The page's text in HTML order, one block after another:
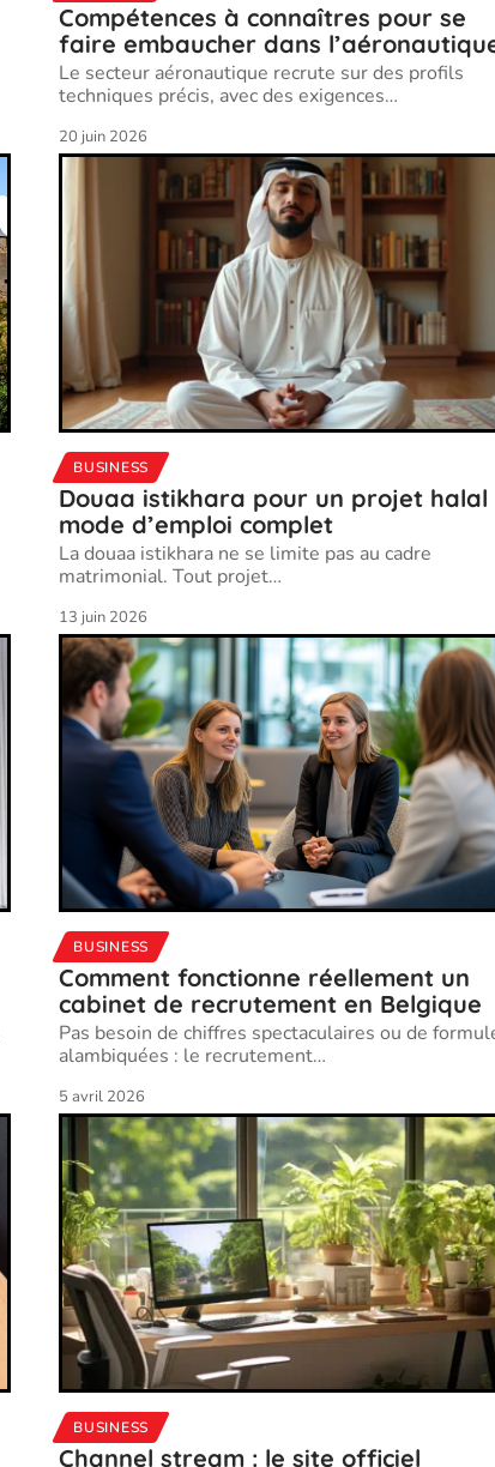
Compétences à connaîtres pour se
faire embaucher dans
Le secteur aéronautique recrute sur des profils
techniques précis, avec des exigences…
20 juin 2026
BUSINESS
Douaa istikhara pour un projet halal
mode d’emploi complet
La douaa istikhara ne se limite pas au cadre
matrimonial. Tout projet…
13 juin 2026
BUSINESS
Comment fonctionne réellement un
cabinet de recrutement en Belgique
Pas besoin de chiffres spectaculaires ou de
alambiquées : le recrutement…
5 avril 2026
BUSINESS
Channel stream : le site officiel